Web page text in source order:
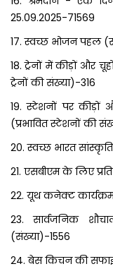
25.09.2025-71569
17. स्वच्छ भोजन पहल
18. ट्रेनों में कीड़ों और
ट्रेनों की संख्या)-316
19. स्टेशनों पर कीड़ों
(प्रभावित स्टेशनों की
20. स्वच्छ भारत
21. एसबीएम के लिए
22. यूथ कनेक्ट
23. सार्वजनिक
(संख्या)-1556
24. बेस किचन की